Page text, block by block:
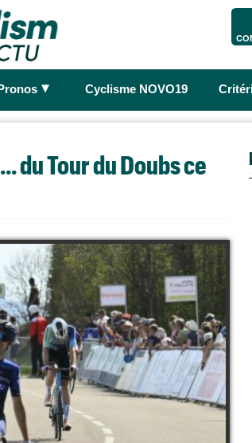
Pronos ► Cyclisme NOVO19
du Tour du Doubs ce